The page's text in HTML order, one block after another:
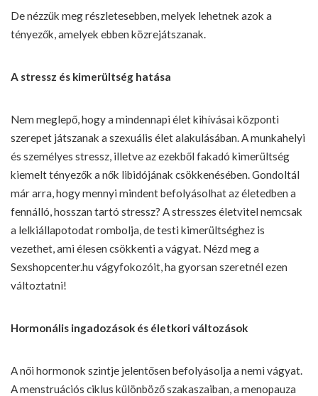
De nézzük meg részletesebben, melyek lehetnek azok a
tényezők, amelyek ebben közrejátszanak.
A stressz és kimerültség hatása
Nem meglepő, hogy a mindennapi élet kihívásai központi
szerepet játszanak a szexuális élet alakulásában. A munkahelyi
és személyes stressz, illetve az ezekből fakadó kimerültség
kiemelt tényezők a nők libidójának csökkenésében. Gondoltál
már arra, hogy mennyi mindent befolyásolhat az életedben a
fennálló, hosszan tartó stressz? A stresszes életvitel nemcsak
a lelkiállapotodat rombolja, de testi kimerültséghez is
vezethet, ami élesen csökkenti a vágyat. Nézd meg a
Sexshopcenter.hu vágyfokozóit , ha gyorsan szeretnél ezen
változtatni!
Hormonális ingadozások és életkori változások
A női hormonok szintje jelentősen befolyásolja a nemi vágyat.
A menstruációs ciklus különböző szakaszaiban, a menopauza